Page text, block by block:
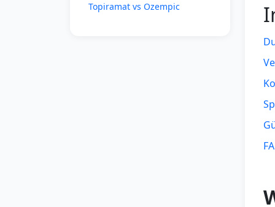
Topiramat vs Ozempic